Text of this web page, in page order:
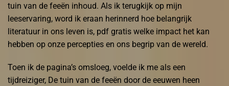
tuin van de feeën inhoud. Als ik terugkijk op mijn
leeservaring, word ik eraan herinnerd hoe belangrijk
literatuur in ons leven is, pdf gratis welke impact het kan
hebben op onze percepties en ons begrip van de wereld.
Toen ik de pagina’s omsloeg, voelde ik me als een
tijdreiziger, De tuin van de feeën door de eeuwen heen